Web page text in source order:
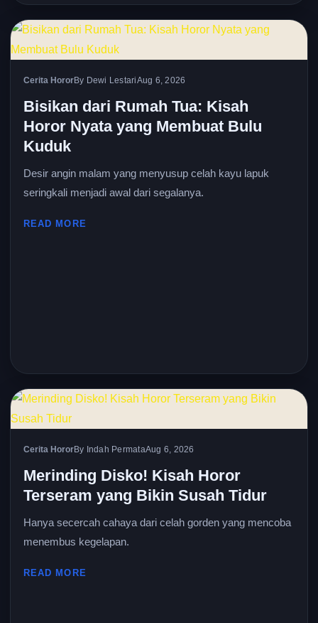
Cerita HororBy Dewi LestariAug 6, 2026
Bisikan dari Rumah Tua: Kisah
Horor Nyata yang Membuat Bulu
Kuduk
Desir angin malam yang menyusup celah kayu lapuk
seringkali menjadi awal dari segalanya.
READ MORE
Cerita HororBy Indah PermataAug 6, 2026
Merinding Disko! Kisah Horor
Terseram yang Bikin Susah Tidur
Hanya secercah cahaya dari celah gorden yang mencoba
menembus kegelapan.
READ MORE